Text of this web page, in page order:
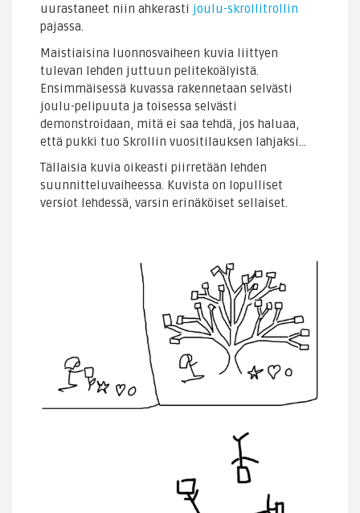
uurastaneet niin ahkerasti joulu-skrollitrollin
pajassa.
Maistiaisina luonnosvaiheen kuvia liittyen
tulevan lehden juttuun pelitekoälyistä.
Ensimmäisessä kuvassa rakennetaan selvästi
joulu-pelipuuta ja toisessa selvästi
demonstroidaan, mitä ei saa tehdä, jos haluaa,
että pukki tuo Skrollin vuositilauksen lahjaksi…
Tällaisia kuvia oikeasti piirretään lehden
suunnitteluvaiheessa. Kuvista on lopulliset
versiot lehdessä, varsin erinäköiset sellaiset.